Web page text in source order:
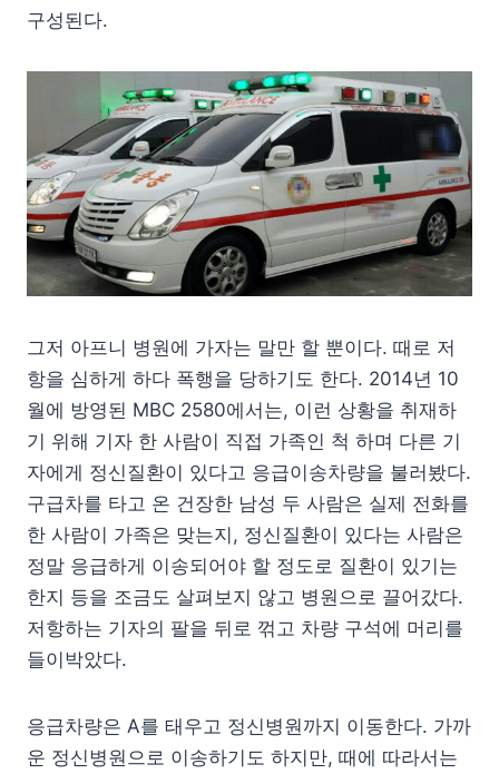
구성된다.
그저 아프니 병원에 가자는 말만 할 뿐이다. 때로 저
항을 심하게 하다 폭행을 당하기도 한다. 2014년 10
월에 방영된 MBC 2580에서는, 이런 상황을 취재하
기 위해 기자 한 사람이 직접 가족인 척 하며 다른 기
자에게 정신질환이 있다고 응급이송차량을 불러봤다.
구급차를 타고 온 건장한 남성 두 사람은 실제 전화를
한 사람이 가족은 맞는지, 정신질환이 있다는 사람은
정말 응급하게 이송되어야 할 정도로 질환이 있기는
한지 등을 조금도 살펴보지 않고 병원으로 끌어갔다.
저항하는 기자의 팔을 뒤로 꺾고 차량 구석에 머리를
들이박았다.
응급차량은 A를 태우고 정신병원까지 이동한다. 가까
운 정신병원으로 이송하기도 하지만, 때에 따라서는